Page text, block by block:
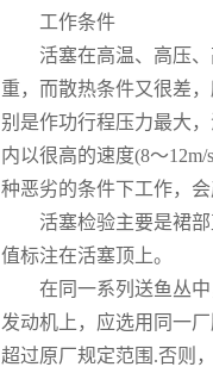
工作条件
活塞在高温、高压、
重，而散热条件又很差
别是作功行程压力最大
内以很高的速度(8～
种恶劣的条件下工作，
活塞检验主要是裙部
值标注在活塞顶上。
在同一系列送鱼丛中
发动机上，应选用同一
超过原厂规定范围.否则